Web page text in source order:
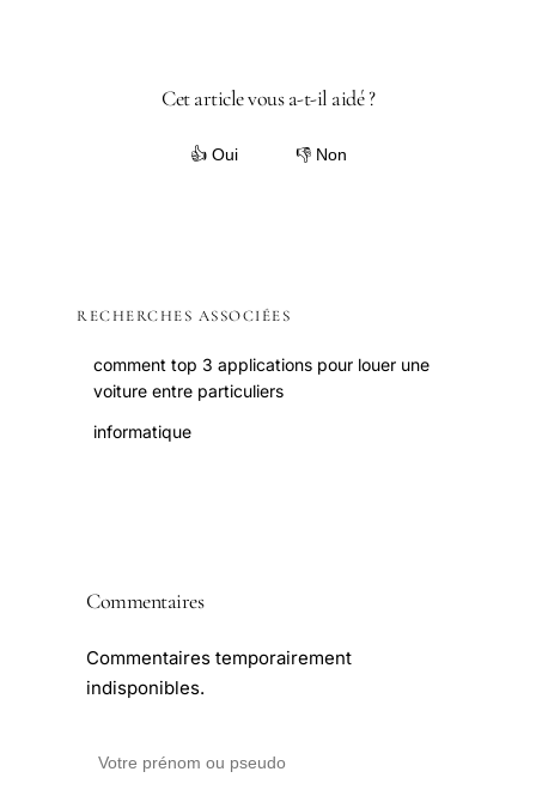
Cet article vous a-t-il aidé ?
👍 Oui 👎 Non
RECHERCHES ASSOCIÉES
comment top 3 applications pour louer une
voiture entre particuliers
informatique
Commentaires
Commentaires temporairement
indisponibles.